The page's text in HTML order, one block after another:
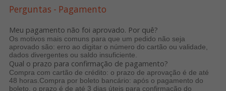
Perguntas - Pagamento
Meu pagamento não foi aprovado. Por quê?
Os motivos mais comuns para que um pedido não seja
aprovado são: erro ao digitar o número do cartão ou validade,
dados divergentes ou saldo insuficiente.
Qual o prazo para confirmação de pagamento?
Compra com cartão de crédito: o prazo de aprovação é de até
48 horas.Compra por boleto bancário: após o pagamento do
boleto, o prazo é de até 3 dias úteis para confirmação do